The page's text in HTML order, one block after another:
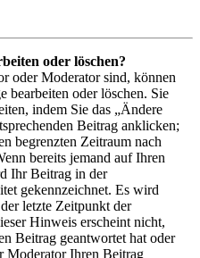
oder löschen?
oder Moderator sind, können
bearbeiten oder löschen. Sie
indem Sie das „Ändere
Beitrag anklicken;
begrenzten Zeitraum nach
bereits jemand auf Ihren
Ihr Beitrag in der
gekennzeichnet. Es wird
letzte Zeitpunkt der
Hinweis erscheint nicht,
Beitrag geantwortet hat oder
Moderator Ihren Beitrag